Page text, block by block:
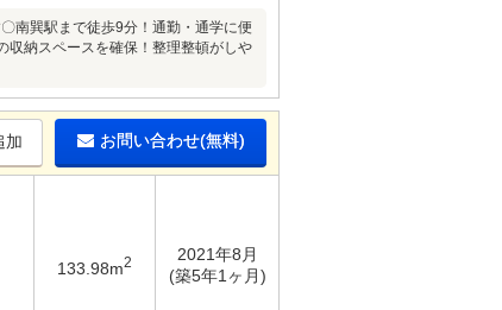
南巽駅まで徒歩9分！通勤・通学に便
収納スペースを確保！整理整頓がしや
加 お問い合わせ(無料)
133.98m2
2021年8月
(築5年1ヶ月)